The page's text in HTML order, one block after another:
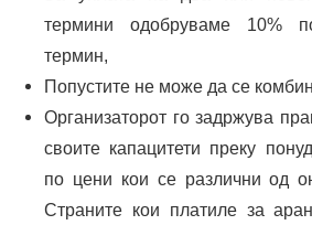
термини одобруваме 10%
термин,
Попустите не може да се
Организаторот го задржува
своите капацитети преку
по цени кои се различни од
Страните кои платиле за